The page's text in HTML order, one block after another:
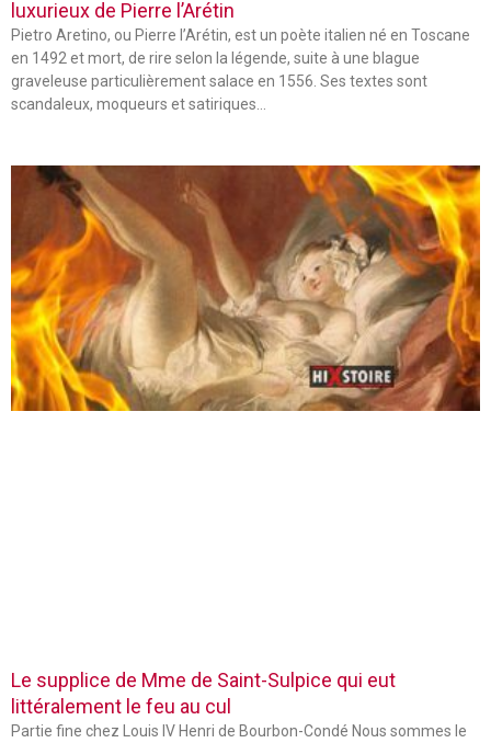
luxurieux de Pierre l’Arétin
Pietro Aretino, ou Pierre l’Arétin, est un poète italien né en Toscane
en 1492 et mort, de rire selon la légende, suite à une blague
graveleuse particulièrement salace en 1556. Ses textes sont
scandaleux, moqueurs et satiriques…
Le supplice de Mme de Saint-Sulpice qui eut
littéralement le feu au cul
Partie fine chez Louis IV Henri de Bourbon-Condé Nous sommes le